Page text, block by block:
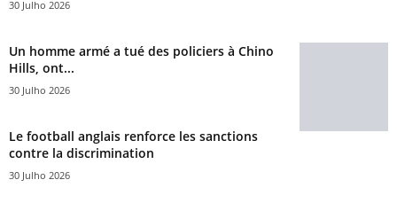
30 Julho 2026
Un homme armé a tué des policiers à Chino
Hills, ont...
30 Julho 2026
Le football anglais renforce les sanctions
contre la discrimination
30 Julho 2026